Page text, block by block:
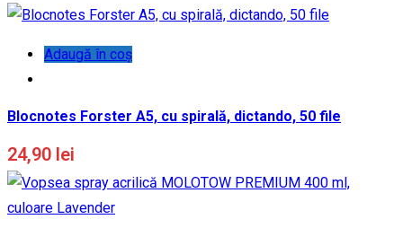
Adaugă în coș
Blocnotes Forster A5, cu spirală, dictando, 50 file
24,90 lei